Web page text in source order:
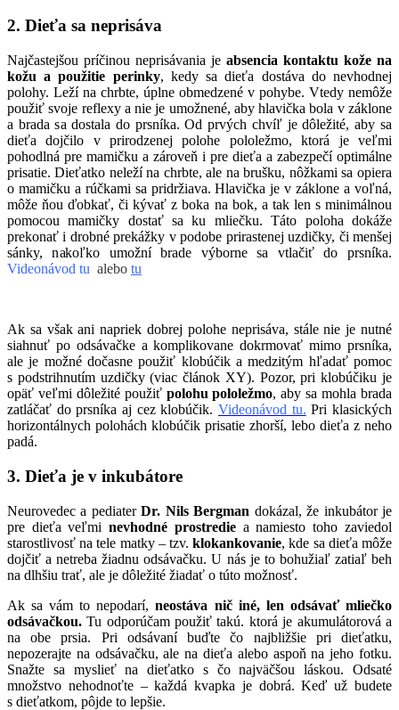
2. Dieťa sa neprisáva
Najčastejšou príčinou neprisávania je absencia kontaktu kože na
kožu a použitie perinky, kedy sa dieťa dostáva do nevhodnej
polohy. Leží na chrbte, úplne obmedzené v pohybe. Vtedy nemôže
použiť svoje reflexy a nie je umožnené, aby hlavička bola v záklone
a brada sa dostala do prsníka. Od prvých chvíľ je dôležité, aby sa
dieťa dojčilo v prirodzenej polohe pololežmo, ktorá je veľmi
pohodlná pre mamičku a zároveň i pre dieťa a zabezpečí optimálne
prisatie. Dieťatko neleží na chrbte, ale na brušku, nôžkami sa opiera
o mamičku a rúčkami sa pridržiava. Hlavička je v záklone a voľná,
môže ňou ďobkať, či kývať z boka na bok, a tak len s minimálnou
pomocou mamičky dostať sa ku mliečku. Táto poloha dokáže
prekonať i drobné prekážky v podobe prirastenej uzdičky, či menšej
sánky, nakoľko umožní brade výborne sa vtlačiť do prsníka.
Videonávod tu alebo tu
Ak sa však ani napriek dobrej polohe neprisáva, stále nie je nutné
siahnuť po odsávačke a komplikovane dokrmovať mimo prsníka,
ale je možné dočasne použiť klobúčik a medzitým hľadať pomoc
s podstrihnutím uzdičky (viac článok XY). Pozor, pri klobúčiku je
opäť veľmi dôležité použiť polohu pololežmo, aby sa mohla brada
zatláčať do prsníka aj cez klobúčik. Videonávod tu. Pri klasických
horizontálnych polohách klobúčik prisatie zhorší, lebo dieťa z neho
padá.
3. Dieťa je v inkubátore
Neurovedec a pediaterDr. Nils Bergman dokázal, že inkubátor je
pre dieťa veľminevhodné prostredie a namiesto toho zaviedol
starostlivosť na tele matky – tzv.klokankovanie, kde sa dieťa môže
dojčiť a netreba žiadnu odsávačku. U nás je to bohužiaľ zatiaľ beh
na dlhšiu trať, ale je dôležité žiadať o túto možnosť.
Ak sa vám to nepodarí,neostáva nič iné, len odsávať mliečko
odsávačkou. Tu odporúčam použiť takú. ktorá je akumulátorová a
na obe prsia. Pri odsávaní buďte čo najbližšie pri dieťatku,
nepozerajte na odsávačku, ale na dieťa alebo aspoň na jeho fotku.
Snažte sa myslieť na dieťatko s čo najväčšou láskou. Odsaté
množstvo nehodnoťte – každá kvapka je dobrá. Keď už budete
s dieťatkom, pôjde to lepšie.